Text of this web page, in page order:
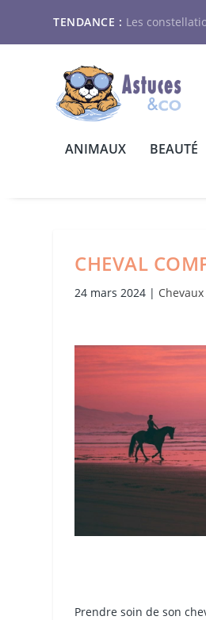
TENDANCE : Les
ANIMAUX BEAUTÉ
CHEVAL
24 mars 2024 | Chevaux
Prendre soin de son